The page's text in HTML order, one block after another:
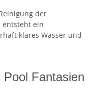
der
entsteht ein
klares Wasser und
Pool Fantasien